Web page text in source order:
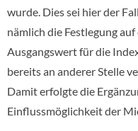
wurde. Dies sei hier der
nämlich die Festlegung
Ausgangswert für die
bereits an anderer Stelle
Damit erfolgte die
Einflussmöglichkeit der